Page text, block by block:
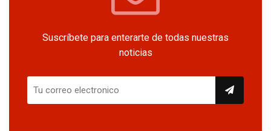
Suscríbete para enterarte de todas nuestras
noticias